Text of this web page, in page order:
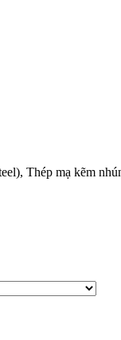
Thép mạ kẽm